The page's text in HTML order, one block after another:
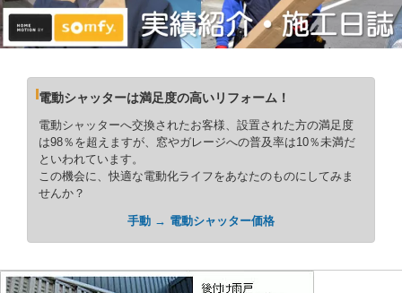
電動シャッターは満足度の高いリフォーム！
電動シャッターへ交換されたお客様、設置された方の満足度
は98％を超えますが、窓やガレージへの普及率は10％未満だ
といわれています。
この機会に、快適な電動化ライフをあなたのものにしてみま
せんか？
手動 → 電動シャッター価格